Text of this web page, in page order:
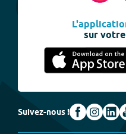
sur
Suivez-nous !